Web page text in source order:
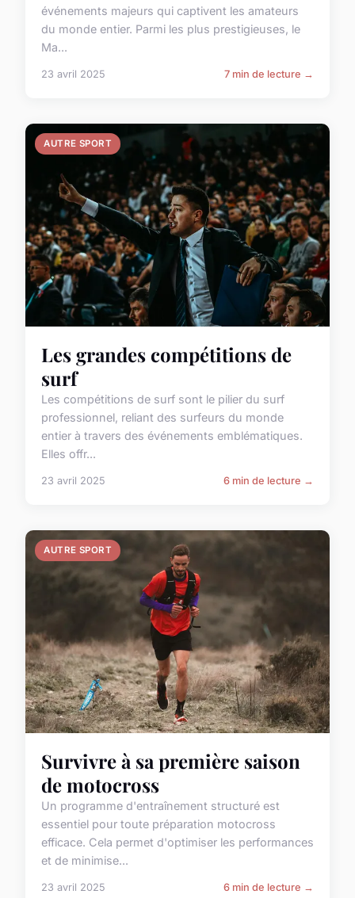
événements majeurs qui captivent les amateurs
du monde entier. Parmi les plus prestigieuses, le
Ma...
23 avril 2025 7 min de lecture →
AUTRE SPORT
Les grandes compétitions de
surf
Les compétitions de surf sont le pilier du surf
professionnel, reliant des surfeurs du monde
entier à travers des événements emblématiques.
Elles offr...
23 avril 2025 6 min de lecture →
AUTRE SPORT
Survivre à sa première saison
de motocross
Un programme d'entraînement structuré est
essentiel pour toute préparation motocross
efficace. Cela permet d'optimiser les performances
et de minimise...
23 avril 2025 6 min de lecture →